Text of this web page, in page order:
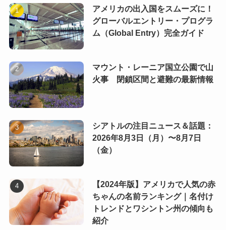
アメリカの出入国をスムーズに！
グローバルエントリー・プログラ
ム（Global Entry）完全ガイド
マウント・レーニア国立公園で山
火事 閉鎖区間と避難の最新情報
シアトルの注目ニュース＆話題：
2026年8月3日（月）〜8月7日
（金）
【2024年版】アメリカで人気の赤
ちゃんの名前ランキング｜名付け
トレンドとワシントン州の傾向も
紹介